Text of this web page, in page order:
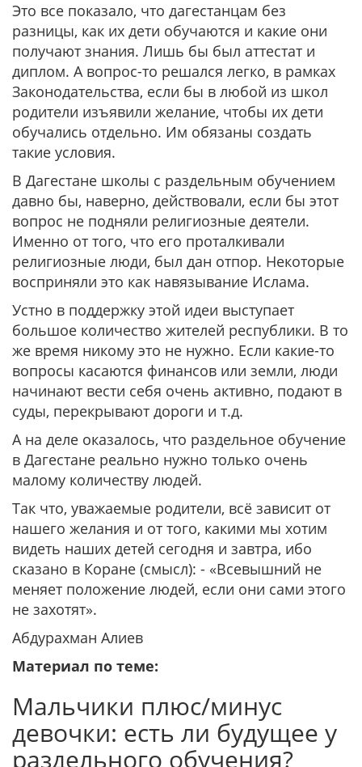
Это все показало, что дагестанцам без
разницы, как их дети обучаются и какие они
получают знания. Лишь бы был аттестат и
диплом. А вопрос-то решался легко, в рамках
Законодательства, если бы в любой из школ
родители изъявили желание, чтобы их дети
обучались отдельно. Им обязаны создать
такие условия.
В Дагестане школы с раздельным обучением
давно бы, наверно, действовали, если бы этот
вопрос не подняли религиозные деятели.
Именно от того, что его проталкивали
религиозные люди, был дан отпор. Некоторые
восприняли это как навязывание Ислама.
Устно в поддержку этой идеи выступает
большое количество жителей республики. В то
же время никому это не нужно. Если какие-то
вопросы касаются финансов или земли, люди
начинают вести себя очень активно, подают в
суды, перекрывают дороги и т.д.
А на деле оказалось, что раздельное обучение
в Дагестане реально нужно только очень
малому количеству людей.
Так что, уважаемые родители, всё зависит от
нашего желания и от того, какими мы хотим
видеть наших детей сегодня и завтра, ибо
сказано в Коране (смысл): - «Всевышний не
меняет положение людей, если они сами этого
не захотят».
Абдурахман Алиев
Материал по теме:
Мальчики плюс/минус
девочки: есть ли будущее у
раздельного обучения?